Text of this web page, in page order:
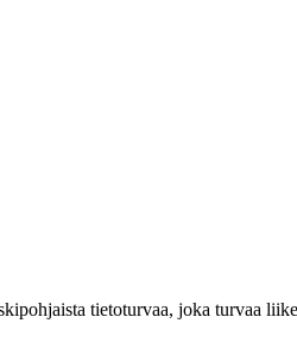
tietoturvaa, joka turvaa